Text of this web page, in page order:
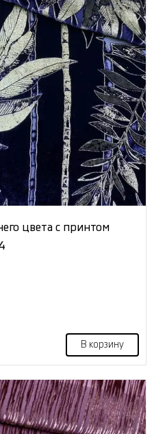
цвета с принтом
В корзину